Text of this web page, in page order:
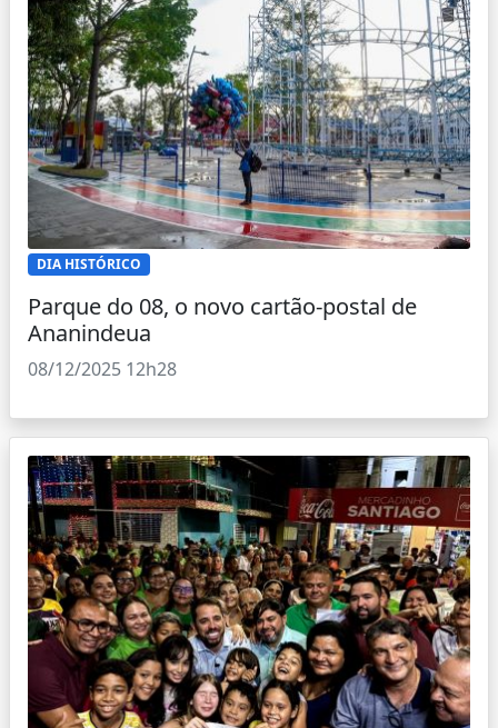
DIA HISTÓRICO
Parque do 08, o novo cartão-postal de
Ananindeua
08/12/2025 12h28